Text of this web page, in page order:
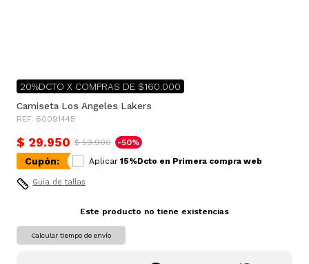
20%DCTO X COMPRAS DE $160.000
Camiseta Los Angeles Lakers
REF. 60091445
$ 29.950 $ 59.900 -50%
Cupón: Aplicar 15%Dcto en Primera compra web
Guia de tallas
Este producto no tiene existencias
Calcular tiempo de envío